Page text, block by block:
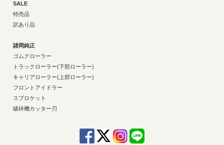
SALE
特売品
訳あり品
諸岡純正
ゴムクローラー
トラックローラー(下部ローラー)
キャリアローラー(上部ローラー)
フロントアイドラー
スプロケット
破砕機カッター刃